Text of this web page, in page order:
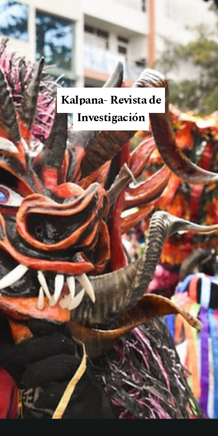
Kalpana- Revista de
Investigación